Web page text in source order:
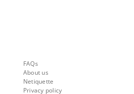
FAQs
About us
Netiquette
Privacy policy